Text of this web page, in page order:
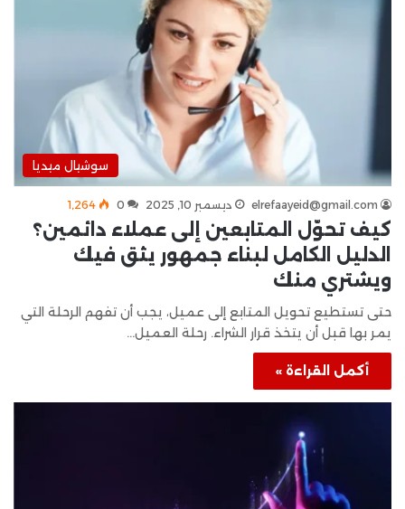
سوشيال ميديا
elrefaayeid@gmail.com ديسمبر 10, 2025 0 1٬264
كيف تحوّل المتابعين إلى عملاء دائمين؟
الدليل الكامل لبناء جمهور يثق فيك
ويشتري منك
حتى تستطيع تحويل المتابع إلى عميل، يجب أن تفهم الرحلة التي
يمر بها قبل أن يتخذ قرار الشراء. رحلة العميل…
أكمل القراءة »